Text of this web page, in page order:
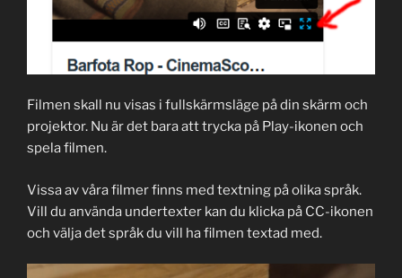
Filmen skall nu visas i fullskärmsläge på din skärm och
projektor. Nu är det bara att trycka på Play-ikonen och
spela filmen.
Vissa av våra filmer finns med textning på olika språk.
Vill du använda undertexter kan du klicka på CC-ikonen
och välja det språk du vill ha filmen textad med.